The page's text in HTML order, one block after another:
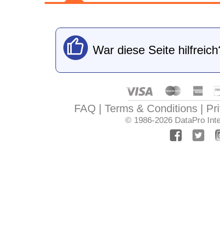
War diese Seite
FAQ Terms & Conditions
© 1986-2026 DataPro